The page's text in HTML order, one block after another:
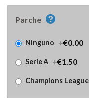
Parche
Ninguno +€0.00
Serie A +€1.50
Champions League